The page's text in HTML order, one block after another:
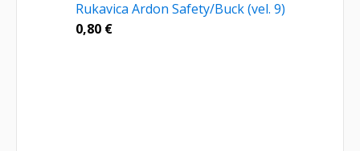
Rukavica Ardon Safety/Buck (vel. 9)
0,80 €